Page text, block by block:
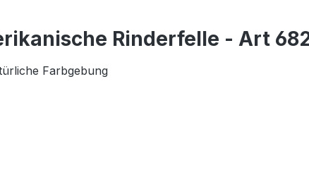
Rinderfelle - Art
Farbgebung